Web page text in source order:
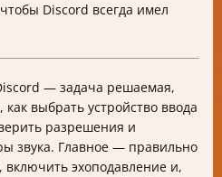
Discord всегда имел
— задача решаемая,
как выбрать устройство ввода
разрешения и
звука. Главное — правильно
включить эхоподавление и,